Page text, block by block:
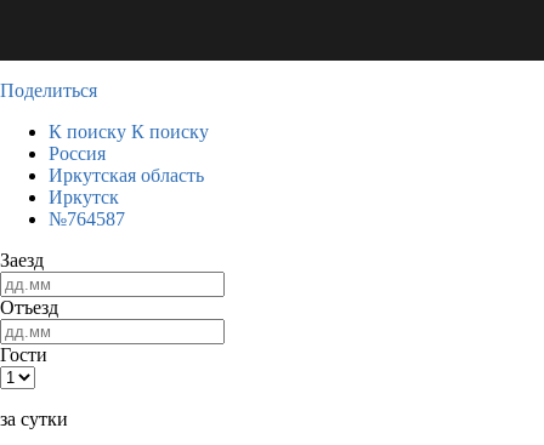
Поделиться
К поиску К поиску
Россия
Иркутская область
Иркутск
№764587
Заезд
Отъезд
Гости
за сутки